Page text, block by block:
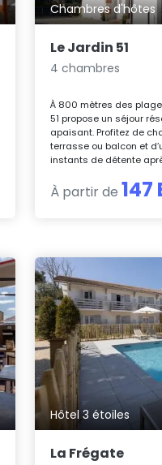
Chambres d'hôtes
Le Jardin 51
4 chambres
À 800 mètres des
51 propose un séjour
apaisant. Profitez de
terrasse ou balcon et
instants de détente
À partir de 147
Hôtel 3 étoiles
La Frégate